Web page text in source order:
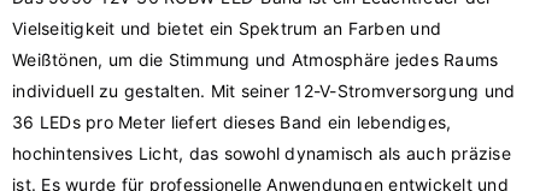
Vielseitigkeit und bietet ein Spektrum an Farben und
Weißtönen, um die Stimmung und Atmosphäre jedes Raums
individuell zu gestalten. Mit seiner 12-V-Stromversorgung und
36 LEDs pro Meter liefert dieses Band ein lebendiges,
hochintensives Licht, das sowohl dynamisch als auch präzise
ist. Es wurde für professionelle Anwendungen entwickelt und